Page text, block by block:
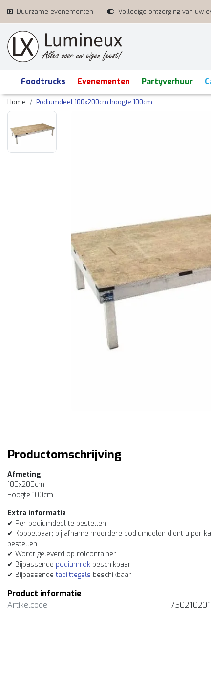
Duurzame evenementen Volledige ontzorging van uw
Foodtrucks Evenementen Partyverhuur
Home Podiumdeel 100x200cm hoogte 100cm
Productomschrijving
Afmeting
100x200cm
Hoogte 100cm
Extra informatie
✔ Per podiumdeel te bestellen
✔ Koppelbaar; bij afname meerdere podiumdelen dient u per
bestellen
✔ Wordt geleverd op rolcontainer
✔ Bijpassende podiumrok beschikbaar
✔ Bijpassende tapijttegels beschikbaar
Product informatie
Artikelcode